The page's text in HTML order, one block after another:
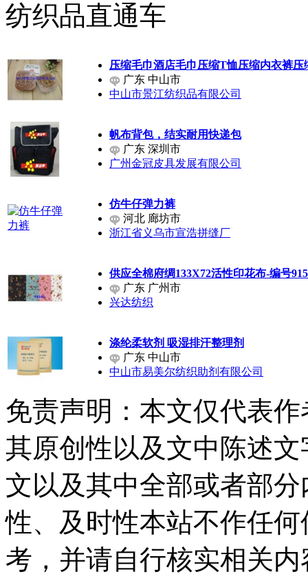
纺织品直通车
压缩毛巾酒店毛巾压缩T恤压缩内衣裤压
广东 中山市
中山市景江纺织品有限公司
帆布背包，结实耐用快递包
广东 深圳市
广州金冠皮具发展有限公司
仿牛仔弹力裤
河北 廊坊市
浙江省义乌市宣浩拼缝厂
供应全棉府绸133X72活性印花布-编号
广东 广州市
兴达纺织
涤纶柔软剂 吸湿排汗整理剂
广东 中山市
中山市易美尔纺织助剂有限公司
免责声明：本文仅代表
其原创性以及文中陈述
文以及其中全部或者部
性、及时性本站不作任
考，并请自行核实相关内